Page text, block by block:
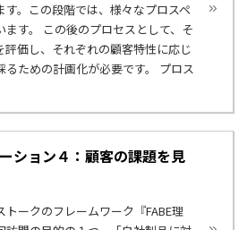
す。この段階では、様々なプロスペ
ます。 この後のプロセスとして、そ
評価し、それぞれの顧客特性に応じ
るための計画化が必要です。 プロス
ション４：顧客の課題を見
トークのフレームワーク『FABE理